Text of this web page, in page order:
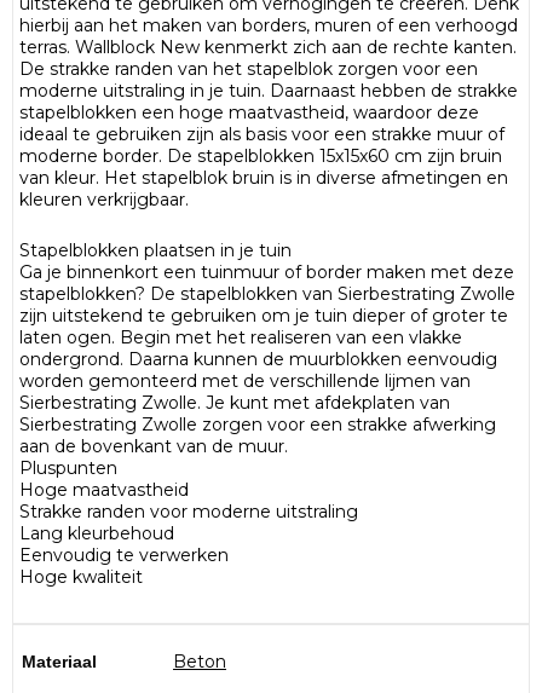
hierbij aan het maken van borders, muren of een verhoogd
terras. Wallblock New kenmerkt zich aan de rechte kanten.
De strakke randen van het stapelblok zorgen voor een
moderne uitstraling in je tuin. Daarnaast hebben de strakke
stapelblokken een hoge maatvastheid, waardoor deze
ideaal te gebruiken zijn als basis voor een strakke muur of
moderne border. De stapelblokken 15x15x60 cm zijn bruin
van kleur. Het stapelblok bruin is in diverse afmetingen en
kleuren verkrijgbaar.
Stapelblokken plaatsen in je tuin
Ga je binnenkort een tuinmuur of border maken met deze
stapelblokken? De stapelblokken van Sierbestrating Zwolle
zijn uitstekend te gebruiken om je tuin dieper of groter te
laten ogen. Begin met het realiseren van een vlakke
ondergrond. Daarna kunnen de muurblokken eenvoudig
worden gemonteerd met de verschillende lijmen van
Sierbestrating Zwolle. Je kunt met afdekplaten van
Sierbestrating Zwolle zorgen voor een strakke afwerking
aan de bovenkant van de muur.
Pluspunten
Hoge maatvastheid
Strakke randen voor moderne uitstraling
Lang kleurbehoud
Eenvoudig te verwerken
Hoge kwaliteit
Materiaal Beton